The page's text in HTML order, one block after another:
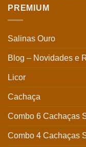
PREMIUM
Salinas Ouro
Blog – Novidades e
Licor
Cachaça
Combo 6 Cachaças
Combo 4 Cachaças